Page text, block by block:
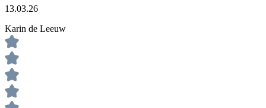
13.03.26
Karin de Leeuw